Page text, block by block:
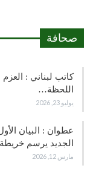
صحافة
كاتب لبناني :
اللحظة…
يوليو 23, 2026
عطوان : البيان
الجديد يرسم
مارس 12, 2026